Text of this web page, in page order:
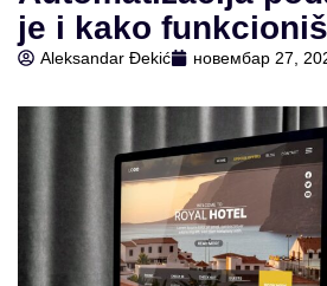
je i kako
Aleksandar Đekić новембар 27,